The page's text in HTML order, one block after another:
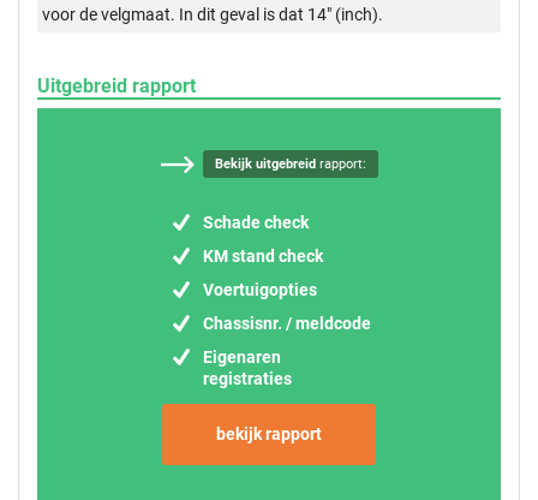
voor de velgmaat. In dit geval is dat 14" (inch).
Uitgebreid rapport
Bekijk uitgebreidrapport:
Schade check
KM stand check
Voertuigopties
Chassisnr. / meldcode
Eigenaren
registraties
bekijk rapport